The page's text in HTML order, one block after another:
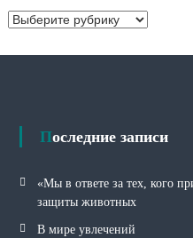
ыР
б
Последние записи
«Мы в ответе за тех, кого
защиты животных
В мире увлечений